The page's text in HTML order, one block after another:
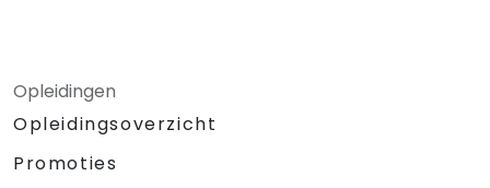
Opleidingen
Opleidingsoverzicht
Promoties